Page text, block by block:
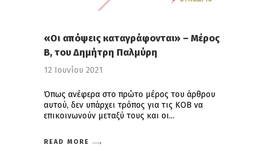
«Οι απόψεις καταγράφονται» – Μέρος
Β, του Δημήτρη Παλμύρη
12 Ιουνίου 2021
Όπως ανέφερα στο πρώτο μέρος του άρθρου
αυτού, δεν υπάρχει τρόπος για τις ΚΟΒ να
επικοινωνούν μεταξύ τους και οι
READ MORE